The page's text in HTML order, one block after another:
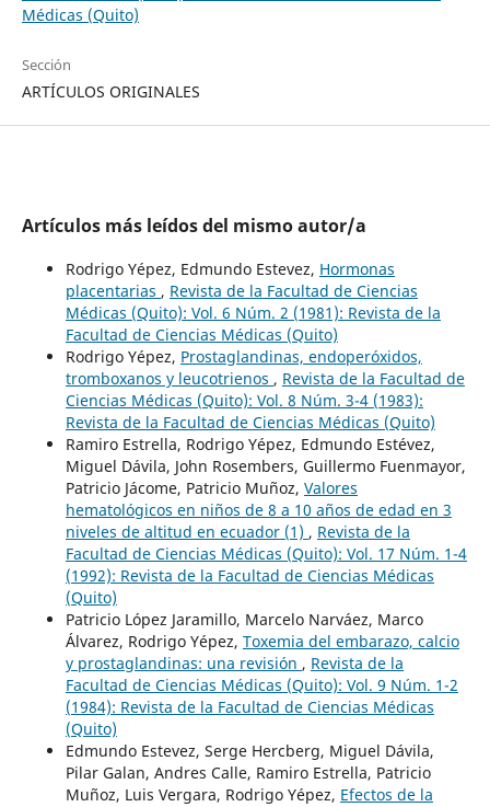
Médicas (Quito)
Sección
ARTÍCULOS ORIGINALES
Artículos más leídos del mismo autor/a
Rodrigo Yépez, Edmundo Estevez, Hormonas
placentarias , Revista de la Facultad de Ciencias
Médicas (Quito): Vol. 6 Núm. 2 (1981): Revista de la
Facultad de Ciencias Médicas (Quito)
Rodrigo Yépez, Prostaglandinas, endoperóxidos,
tromboxanos y leucotrienos , Revista de la Facultad de
Ciencias Médicas (Quito): Vol. 8 Núm. 3-4 (1983):
Revista de la Facultad de Ciencias Médicas (Quito)
Ramiro Estrella, Rodrigo Yépez, Edmundo Estévez,
Miguel Dávila, John Rosembers, Guillermo Fuenmayor,
Patricio Jácome, Patricio Muñoz, Valores
hematológicos en niños de 8 a 10 años de edad en 3
niveles de altitud en ecuador (1) , Revista de la
Facultad de Ciencias Médicas (Quito): Vol. 17 Núm. 1-4
(1992): Revista de la Facultad de Ciencias Médicas
(Quito)
Patricio López Jaramillo, Marcelo Narváez, Marco
Álvarez, Rodrigo Yépez, Toxemia del embarazo, calcio
y prostaglandinas: una revisión , Revista de la
Facultad de Ciencias Médicas (Quito): Vol. 9 Núm. 1-2
(1984): Revista de la Facultad de Ciencias Médicas
(Quito)
Edmundo Estevez, Serge Hercberg, Miguel Dávila,
Pilar Galan, Andres Calle, Ramiro Estrella, Patricio
Muñoz, Luis Vergara, Rodrigo Yépez, Efectos de la